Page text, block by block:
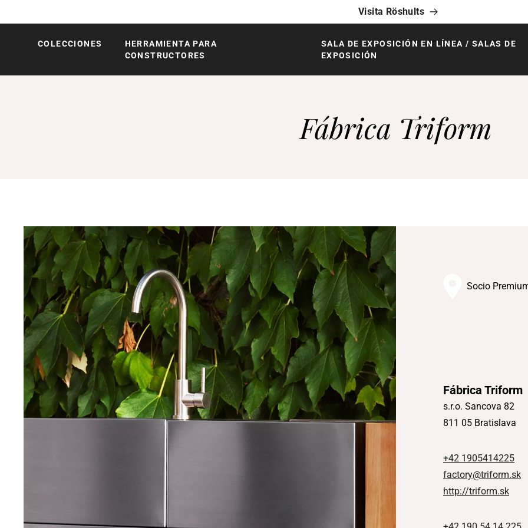
Visita Röshults
RöshultsCOLECCIONES
HERRAMIENTA PARA
CONSTRUCTORES
SALA DE EXPOSICIÓN EN LÍNEA / SALAS DE
EXPOSICIÓN
Fábrica Triform
Socio
Fábrica Triform
s.r.o. Sancova 82
811 05 Bratislava
+42 1905414225
factory@triform.sk
http://triform.sk